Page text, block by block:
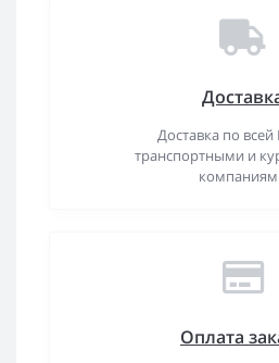
Доставка по всей
транспортными и
Оплата